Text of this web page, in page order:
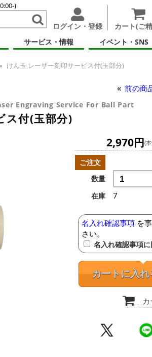
)
ログイン・登録 カート(ご
サービス・情報 イベント・SNS
けん玉 レーザー刻印サービス付(玉部分)
前の商
Engraving Service For Ball Part
ス付(玉部分)
2,970円(
ご注文
数量
在庫
7
名入れ確認事項 を
さい。
名入れ確認事項に
カートに入れ